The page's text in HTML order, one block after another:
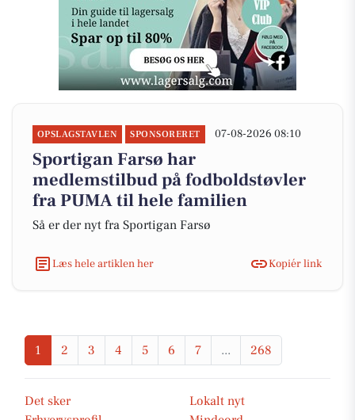
OPSLAGSTAVLEN SPONSORERET 07-08-2026 08:10
Sportigan Farsø har
medlemstilbud på fodboldstøvler
fra PUMA til hele familien
Så er der nyt fra Sportigan Farsø
Læs hele artiklen her Kopiér link
1 2 3 4 5 6 7 ... 268
Det sker
Lokalt nyt